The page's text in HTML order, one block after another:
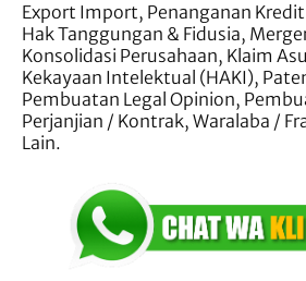
Export Import, Penanganan
Hak Tanggungan & Fidusia,
Konsolidasi Perusahaan, Klaim
Kekayaan Intelektual (HAKI),
Pembuatan Legal Opinion,
Perjanjian / Kontrak, Waralaba /
Lain.